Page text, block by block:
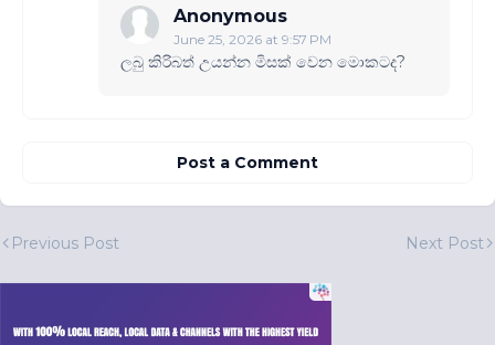
Anonymous
June 25, 2026 at 9:57 PM
ලබු කිරිබත් උයන්න මිසක් වෙන මොකටද?
Post a Comment
Previous Post Next Post